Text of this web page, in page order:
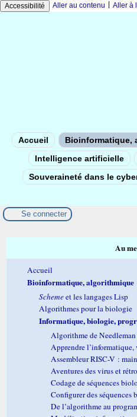
Accessibilité Aller au contenu Aller à
Accueil Bioinformatique,
Intelligence artificielle
Souveraineté dans le
Se connecter
Au
Accueil
Bioinformatique, algorithmique
Schemeet les langages Lisp
Algorithmes pour la biologie
Informatique, biologie,
Algorithme de
Apprendre l’informatique,
Assembleur RISC-V :
Aventures des virus et
Codage de séquences
Configurer des
De l’algorithme au